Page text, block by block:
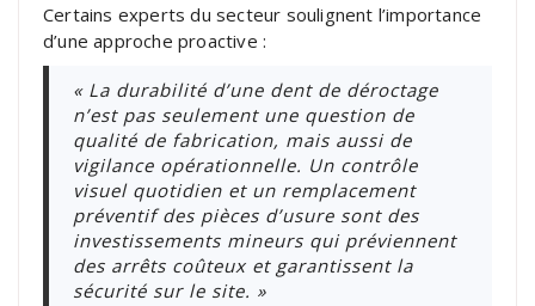
Certains experts du secteur soulignent l’importance
d’une approche proactive :
« La durabilité d’une dent de déroctage
n’est pas seulement une question de
qualité de fabrication, mais aussi de
vigilance opérationnelle. Un contrôle
visuel quotidien et un remplacement
préventif des pièces d’usure sont des
investissements mineurs qui préviennent
des arrêts coûteux et garantissent la
sécurité sur le site. »